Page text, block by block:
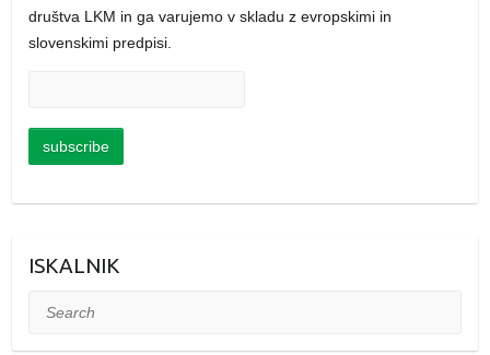
društva LKM in ga varujemo v skladu z evropskimi in
slovenskimi predpisi.
ISKALNIK
Search